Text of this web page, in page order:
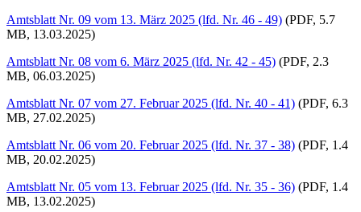
Amtsblatt Nr. 09 vom 13. März 2025 (lfd. Nr. 46 - 49) (PDF, 5.7
MB, 13.03.2025)
Amtsblatt Nr. 08 vom 6. März 2025 (lfd. Nr. 42 - 45) (PDF, 2.3
MB, 06.03.2025)
Amtsblatt Nr. 07 vom 27. Februar 2025 (lfd. Nr. 40 - 41) (PDF, 6.3
MB, 27.02.2025)
Amtsblatt Nr. 06 vom 20. Februar 2025 (lfd. Nr. 37 - 38) (PDF, 1.4
MB, 20.02.2025)
Amtsblatt Nr. 05 vom 13. Februar 2025 (lfd. Nr. 35 - 36) (PDF, 1.4
MB, 13.02.2025)